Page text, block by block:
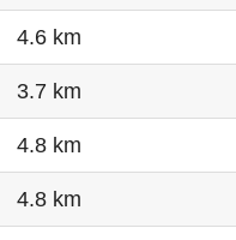
4.6 km
3.7 km
4.8 km
4.8 km